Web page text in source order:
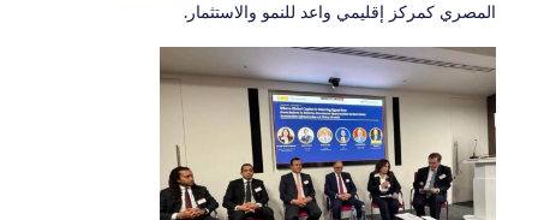
المصري كمركز إقليمي واعد للنمو والاستثمار.